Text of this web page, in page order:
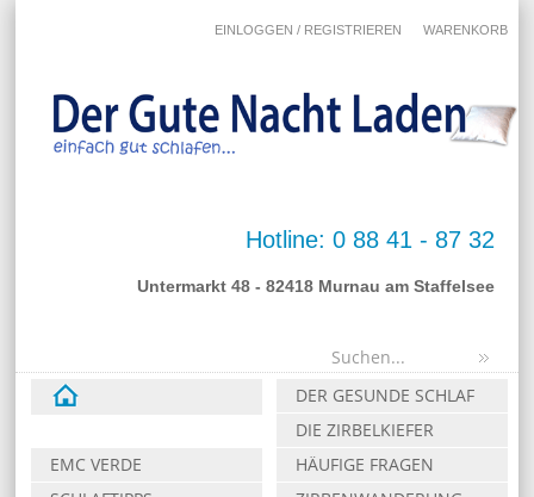
EINLOGGEN / REGISTRIEREN WARENKORB
Hotline: 0 88 41 - 87 32
Untermarkt 48 - 82418 Murnau am Staffelsee
DER GESUNDE SCHLAF
DIE ZIRBELKIEFER
EMC VERDE
HÄUFIGE FRAGEN